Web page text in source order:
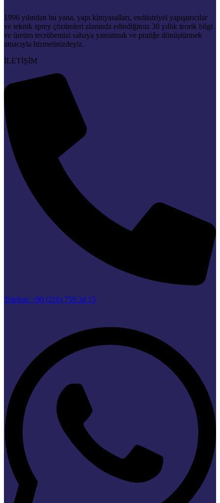
1996 yılından bu yana, yapı kimyasalları, endüstriyel yapıştırıcılar
ve teknik sprey çözümleri alanında edindiğimiz 30 yıllık teorik bilgi
ve üretim tecrübemizi sahaya yansıtmak ve pratiğe dönüştürmek
amacıyla hizmetinizdeyiz.
İLETİŞİM
Telefon: +90 (216) 759 34 15